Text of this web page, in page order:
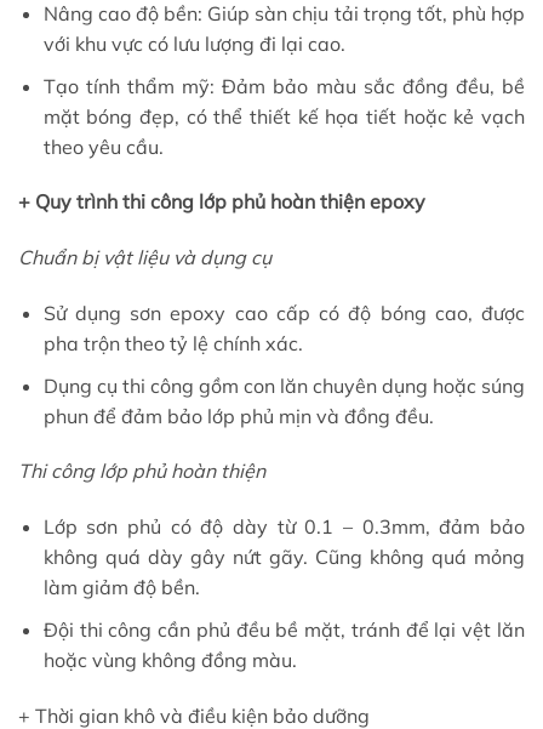
Nâng cao độ bền: Giúp sàn chịu tải trọng tốt, phù hợp
với khu vực có lưu lượng đi lại cao.
Tạo tính thẩm mỹ: Đảm bảo màu sắc đồng đều, bề
mặt bóng đẹp, có thể thiết kế họa tiết hoặc kẻ vạch
theo yêu cầu.
+ Quy trình thi công lớp phủ hoàn thiện epoxy
Chuẩn bị vật liệu và dụng cụ
Sử dụng sơn epoxy cao cấp có độ bóng cao, được
pha trộn theo tỷ lệ chính xác.
Dụng cụ thi công gồm con lăn chuyên dụng hoặc súng
phun để đảm bảo lớp phủ mịn và đồng đều.
Thi công lớp phủ hoàn thiện
Lớp sơn phủ có độ dày từ 0.1 – 0.3mm, đảm bảo
không quá dày gây nứt gãy. Cũng không quá mỏng
làm giảm độ bền.
Đội thi công cần phủ đều bề mặt, tránh để lại vệt lăn
hoặc vùng không đồng màu.
+ Thời gian khô và điều kiện bảo dưỡng